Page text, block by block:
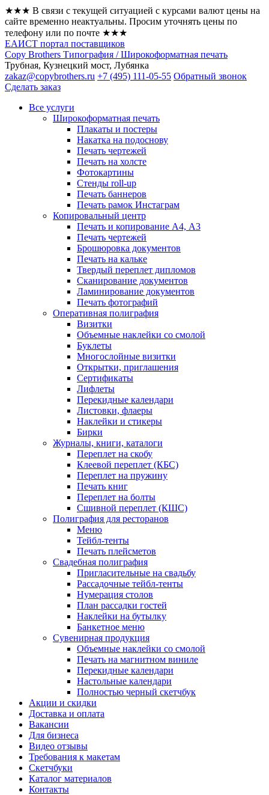
★★★ В связи с текущей ситуацией с курсами валют цены на
сайте временно неактуальны. Просим уточнять цены по
телефону или по почте ★★★
ЕАИСТ портал поставщиков
Copy Brothers Типография / Широкоформатная печать
Трубная, Кузнецкий мост, Лубянка
zakaz@copybrothers.ru +7 (495) 111-05-55 Обратный звонок
Сделать заказ
Все услуги
Широкоформатная печать
Плакаты и постеры
Накатка на подоснову
Печать чертежей
Печать на холсте
Фотокартины
Стенды roll-up
Печать баннеров
Печать рамок Инстаграм
Копировальный центр
Печать и копирование А4, А3
Печать чертежей
Брошюровка документов
Печать на кальке
Твердый переплет дипломов
Сканирование документов
Ламинирование документов
Печать фотографий
Оперативная полиграфия
Визитки
Объемные наклейки со смолой
Буклеты
Многослойные визитки
Открытки, приглашения
Сертификаты
Лифлеты
Перекидные календари
Листовки, флаеры
Наклейки и стикеры
Бирки
Журналы, книги, каталоги
Переплет на скобу
Клеевой переплет (КБС)
Переплет на пружину
Печать книг
Переплет на болты
Сшивной переплет (КШС)
Полиграфия для ресторанов
Меню
Тейбл-тенты
Печать плейсметов
Свадебная полиграфия
Пригласительные на свадьбу
Рассадочные тейбл-тенты
Нумерация столов
План рассадки гостей
Наклейки на бутылку
Банкетное меню
Сувенирная продукция
Объемные наклейки со смолой
Печать на магнитном виниле
Перекидные календари
Настольные календари
Полностью черный скетчбук
Акции и скидки
Доставка и оплата
Вакансии
Для бизнеса
Видео отзывы
Требования к макетам
Скетчбуки
Каталог материалов
Контакты